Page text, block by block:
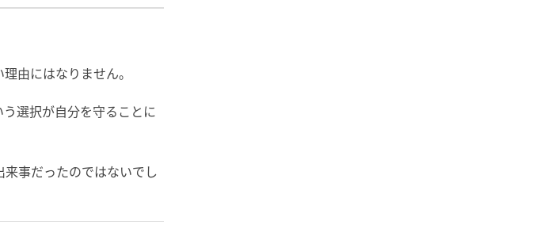
由にはなりません。
選択が自分を守ることに
事だったのではないでし